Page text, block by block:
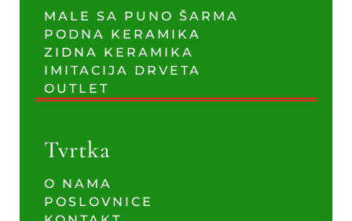
MALE SA PUNO ŠARMA
PODNA KERAMIKA
ZIDNA KERAMIKA
IMITACIJA DRVETA
OUTLET
Tvrtka
O NAMA
POSLOVNICE